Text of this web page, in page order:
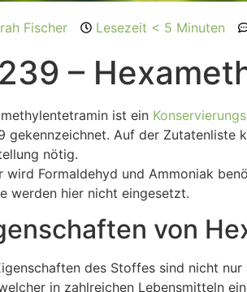
Fischer Lesezeit < 5 Minuten
–
ist ein
gekennzeichnet. Auf der Zutatenliste
nötig.
wird Formaldehyd und Ammoniak
werden hier nicht eingesetzt.
von
des Stoffes sind nicht
in zahlreichen Lebensmitteln